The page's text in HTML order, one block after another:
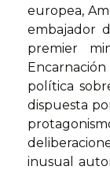
europea,
embajador
premier
política
dispuesta
inusual